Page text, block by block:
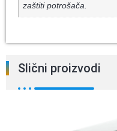
zaštiti potrošača.
Slični proizvodi